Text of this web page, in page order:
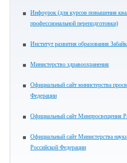
Инфоурок (для курсов повышения
профессиональной переподготовки)
Институт развития образования
Министерство здравоохранения
Официальный сайт министерства
Федерации
Официальный сайт Минпросвещения
Официальный сайт Министерства
Российской Федерации